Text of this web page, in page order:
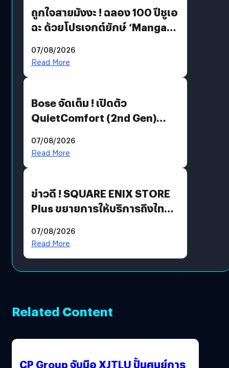
ถูกใจสายมังงะ ! ฉลอง 100 ปีชูเอ
ฉะ ด้วยโปรเจกต์ยักษ์ ‘Manga
มีภาษาไทยด้วย
07/08/2026
Read More
Bose จัดเต็ม ! เปิดตัว
QuietComfort (2nd Gen)
07/08/2026
Read More
ข่าวดี ! SQUARE ENIX STORE
Plus ขยายการให้บริการถึงไทย
โดยตรง
07/08/2026
Read More
Related Content
CP Group จับมือ XJTLU ปั้นศูนย์การ